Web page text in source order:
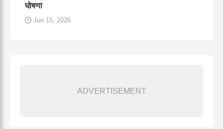
घोषणा
Jun 15, 2026
ADVERTISEMENT